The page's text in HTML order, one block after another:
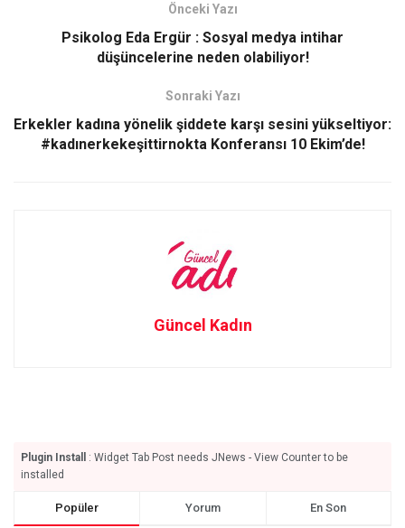
o
Önceki Yazı
Psikolog Eda Ergür : Sosyal medya intihar
düşüncelerine neden olabiliyor!
Sonraki Yazı
Erkekler kadına yönelik şiddete karşı sesini yükseltiyor:
#kadınerkekeşittirnokta Konferansı 10 Ekim’de!
Güncel Kadın
Plugin Install
: Widget Tab Post needs JNews - View Counter to be
installed
Popüler Yorum En Son